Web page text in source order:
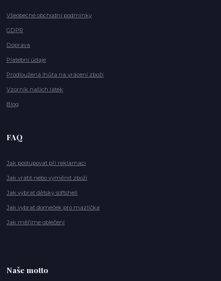
Všeobecné obchodní podmínky
GDPR
Doprava
Platební údaje
Prodloužená lhůta na vrácení zboží
Vzorník našich látek
Blog
FAQ
Jak postupovat při reklamaci
Jak vrátit nebo vyměnit zboží
Jak vybrat dětský softshell
Jak vybrat domeček pro mazlíčka
Jak měříme oblečení
Naše motto